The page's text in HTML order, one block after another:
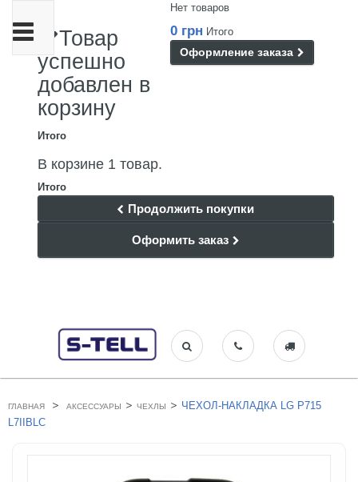
Нет товаров
0 грн Итого
Оформление заказа
Товар
успешно
добавлен в
корзину
Итого
В корзине 1 товар.
Итого
Продолжить покупки
Оформить заказ
Переключить
навигации
ГЛАВНАЯ > АКСЕССУАРЫ > ЧЕХЛЫ > ЧЕХОЛ-НАКЛАДКА LG P715
L7IIBLC